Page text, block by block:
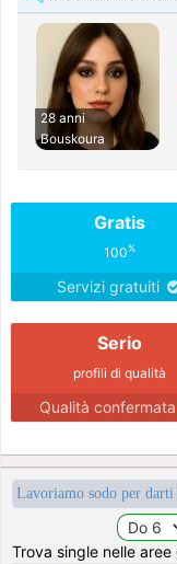
28 anni
Bouskoura
Gratis
100%
Servizi gratuiti
Serio
profili di qualità
Qualità confermata
Lavoriamo sodo per
Trova single nelle